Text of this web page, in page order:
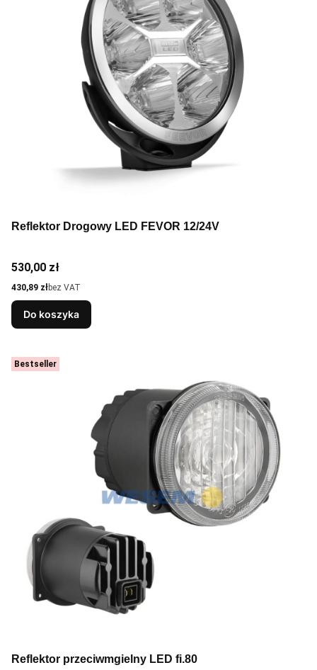
Reflektor Drogowy LED FEVOR 12/24V
Cena
530,00 zł
Cena
430,89 złbez VAT
Do koszyka
Bestseller
Reflektor przeciwmgielny LED fi.80